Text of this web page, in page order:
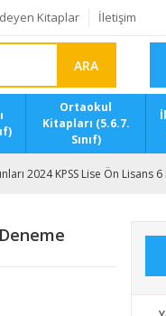
Kitaplar İletişim
ARA
Ortaokul
Kitapları (5.6.7.
Sınıf)
2024 KPSS Lise Ön Lisans